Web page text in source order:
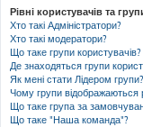
Рівні користувачів та
Хто такі Адміністратори?
Хто такі модератори?
Що таке групи користувачів?
Де знаходяться групи
Як мені стати Лідером групи?
Чому групи відображаються
Що таке група за
Що таке "Наша команда"?